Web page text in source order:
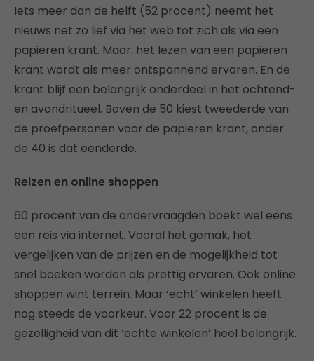
Iets meer dan de helft (52 procent) neemt het
nieuws net zo lief via het web tot zich als via een
papieren krant. Maar: het lezen van een papieren
krant wordt als meer ontspannend ervaren. En de
krant blijf een belangrijk onderdeel in het ochtend-
en avondritueel. Boven de 50 kiest tweederde van
de proefpersonen voor de papieren krant, onder
de 40 is dat eenderde.
Reizen en online shoppen
60 procent van de ondervraagden boekt wel eens
een reis via internet. Vooral het gemak, het
vergelijken van de prijzen en de mogelijkheid tot
snel boeken worden als prettig ervaren. Ook online
shoppen wint terrein. Maar ‘echt’ winkelen heeft
nog steeds de voorkeur. Voor 22 procent is de
gezelligheid van dit ‘echte winkelen’ heel belangrijk.